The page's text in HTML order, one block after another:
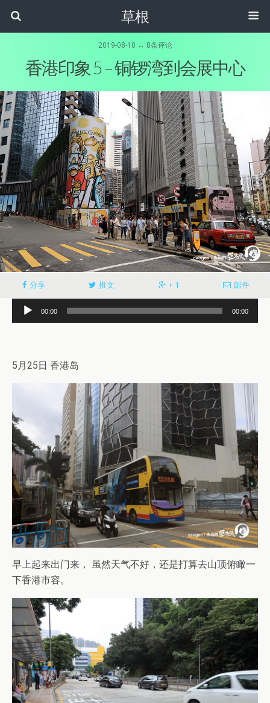
草根
2019-08-10 ↔ 8条评论
香港印象 5 – 铜锣湾到会展中心
分享 推文 + 1 邮件
频
器
00:00 00:00
5月25日 香港岛
早上起来出门来， 虽然天气不好，还是打算去山顶俯瞰一
下香港市容。